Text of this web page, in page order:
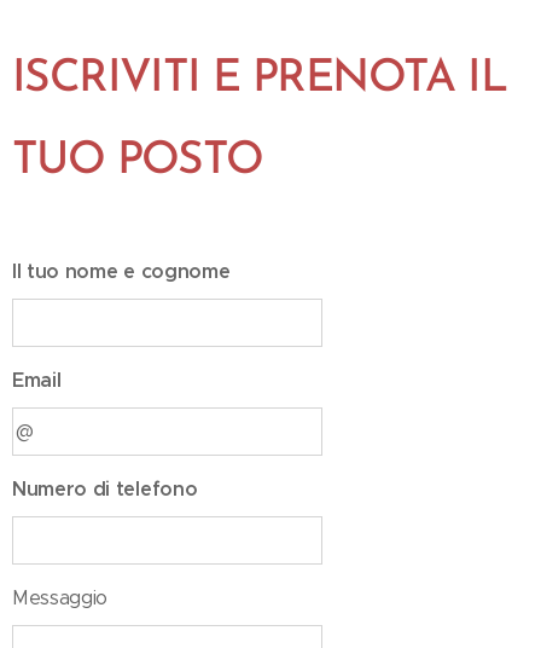
ISCRIVITI E PRENOTA IL
TUO POSTO
Il tuo nome e cognome
Email
Numero di telefono
Messaggio